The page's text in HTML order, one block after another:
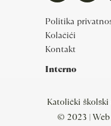
Politika
Kolačići
Kontakt
Interno
Katolički školski
© 2023 |